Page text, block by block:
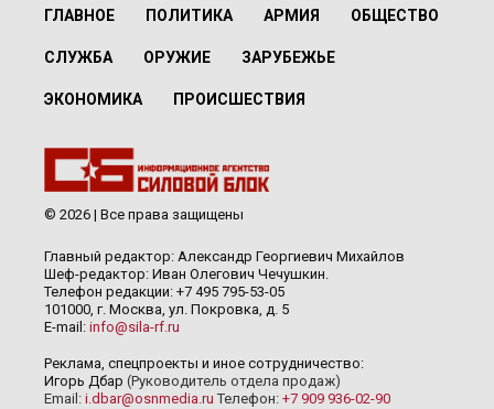
ГЛАВНОЕ ПОЛИТИКА АРМИЯ ОБЩЕСТВО
СЛУЖБА ОРУЖИЕ ЗАРУБЕЖЬЕ
ЭКОНОМИКА ПРОИСШЕСТВИЯ
© 2026 | Все права защищены
Главный редактор: Александр Георгиевич Михайлов
Шеф-редактор: Иван Олегович Чечушкин.
Телефон редакции: +7 495 795-53-05
101000, г. Москва, ул. Покровка, д. 5
E-mail: info@sila-rf.ru
Реклама, спецпроекты и иное сотрудничество:
Игорь Дбар (Руководитель отдела продаж)
Email: i.dbar@osnmedia.ru Телефон: +7 909 936-02-90